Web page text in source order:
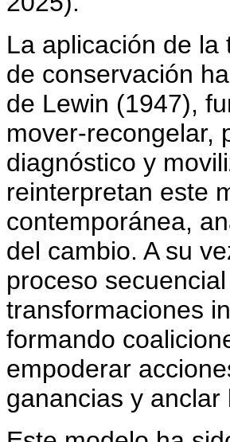
La aplicación de
de conservación
de Lewin (1947),
mover-recongelar,
diagnóstico y
reinterpretan este
contemporánea,
del cambio. A su
proceso
transformaciones
formando
empoderar
ganancias y